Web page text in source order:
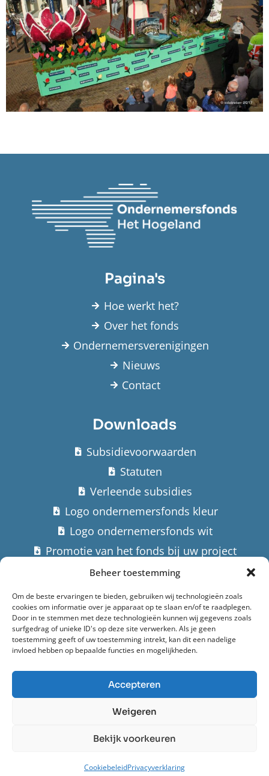
Beheer toestemming
Om de beste ervaringen te bieden, gebruiken wij technologieën zoals
cookies om informatie over je apparaat op te slaan en/of te raadplegen.
Door in te stemmen met deze technologieën kunnen wij gegevens zoals
surfgedrag of unieke ID's op deze site verwerken. Als je geen
toestemming geeft of uw toestemming intrekt, kan dit een nadelige
invloed hebben op bepaalde functies en mogelijkheden.
Accepteren
Weigeren
Bekijk voorkeuren
CookiebeleidPrivacyverklaring
Pagina's
Hoe werkt het?
Over het fonds
Ondernemersverenigingen
Nieuws
Contact
Downloads
Subsidievoorwaarden
Statuten
Verleende subsidies
Logo ondernemersfonds kleur
Logo ondernemersfonds wit
Promotie van het fonds bij uw project
Contact
Stuur een email
Hoofdstraat 182,
9982 AK Uithuizermeeden
Ondernemersfonds Het Hogeland (2022)
Privacyverklaring
Powered by Anura